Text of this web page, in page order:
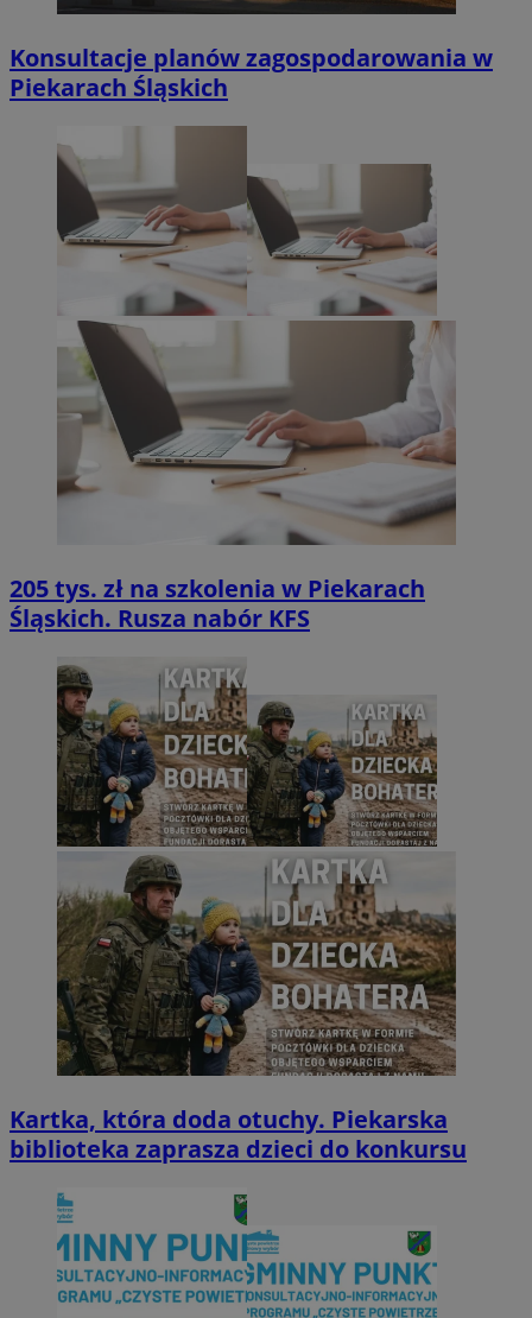
Konsultacje planów zagospodarowania w
Piekarach Śląskich
205 tys. zł na szkolenia w Piekarach
Śląskich. Rusza nabór KFS
Kartka, która doda otuchy. Piekarska
biblioteka zaprasza dzieci do konkursu